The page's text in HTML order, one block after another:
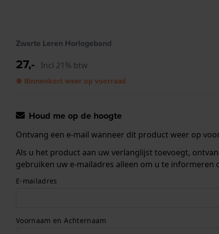
Zwarte Leren Horlogeband
27,- Incl 21% btw
● Binnenkort weer op voorraad
Houd me op de hoogte
Ontvang een e-mail wanneer dit product weer op
Als u het product aan uw verlanglijst toevoegt,
gebruiken uw e-mailadres alleen om u te
E-mailadres
Voornaam en Achternaam